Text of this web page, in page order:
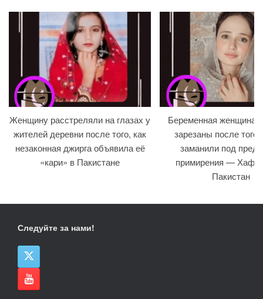
Женщину расстреляли на глазах у
жителей деревни после того, как
незаконная джирга объявила её
«кари» в Пакистане
Беременная женщина
зарезаны после того,
заманили под
примирения —
Пакистан
Следуйте за нами!